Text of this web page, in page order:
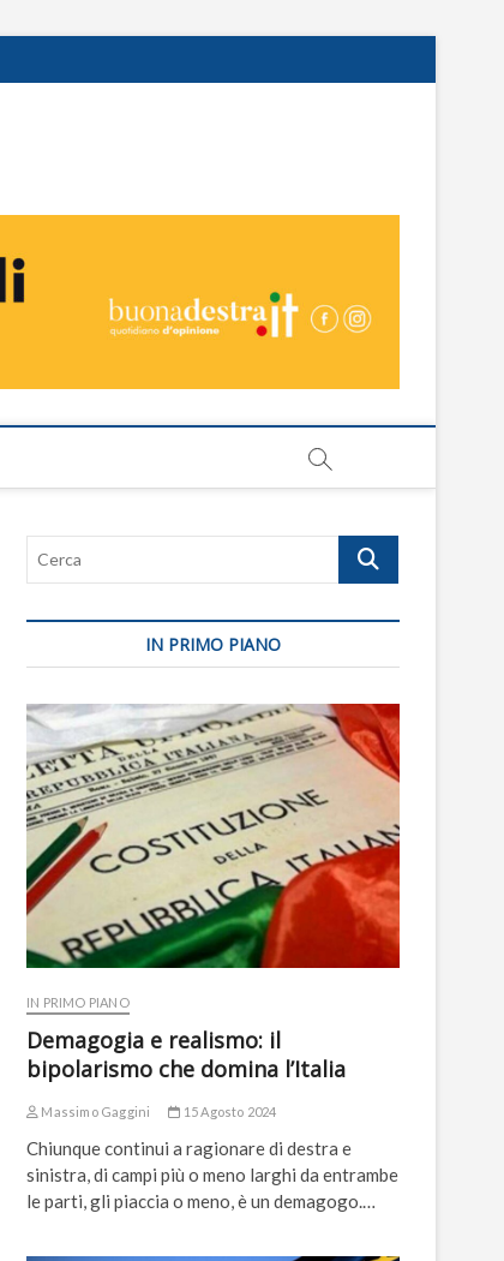
Cerca
IN PRIMO PIANO
IN PRIMO PIANO
Demagogia e realismo: il
bipolarismo che domina l’Italia
Massimo Gaggini 15 Agosto 2024
Chiunque continui a ragionare di destra e
sinistra, di campi più o meno larghi da entrambe
le parti, gli piaccia o meno, è un demagogo.…